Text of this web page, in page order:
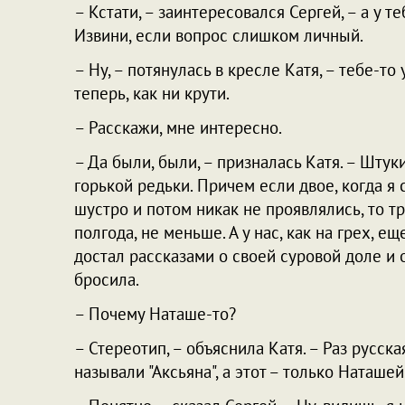
– Кстати, – заинтересовался Сергей, – а у
Извини, если вопрос слишком личный.
– Ну, – потянулась в кресле Катя, – тебе-
теперь, как ни крути.
– Расскажи, мне интересно.
– Да были, были, – призналась Катя. –
горькой редьки. Причем если двое, когда я
шустро и потом никак не проявлялись, то
полгода, не меньше. А у нас, как на грех,
достал рассказами о своей суровой доле
бросила.
– Почему Наташе-то?
– Стереотип, – объяснила Катя. – Раз
называли "Аксьяна", а этот – только